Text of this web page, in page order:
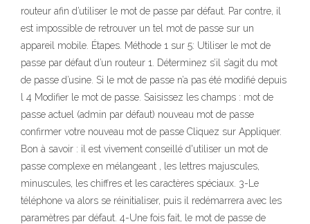
routeur afin d’utiliser le mot de passe par défaut. Par contre, il
est impossible de retrouver un tel mot de passe sur un
appareil mobile. Étapes. Méthode 1 sur 5: Utiliser le mot de
passe par défaut d’un routeur 1. Déterminez s’il s’agit du mot
de passe d’usine. Si le mot de passe n’a pas été modifié depuis
l 4 Modifier le mot de passe. Saisissez les champs : mot de
passe actuel (admin par défaut) nouveau mot de passe
confirmer votre nouveau mot de passe Cliquez sur Appliquer.
Bon à savoir : il est vivement conseillé d'utiliser un mot de
passe complexe en mélangeant , les lettres majuscules,
minuscules, les chiffres et les caractères spéciaux. 3-Le
téléphone va alors se réinitialiser, puis il redémarrera avec les
paramètres par défaut. 4-Une fois fait, le mot de passe de